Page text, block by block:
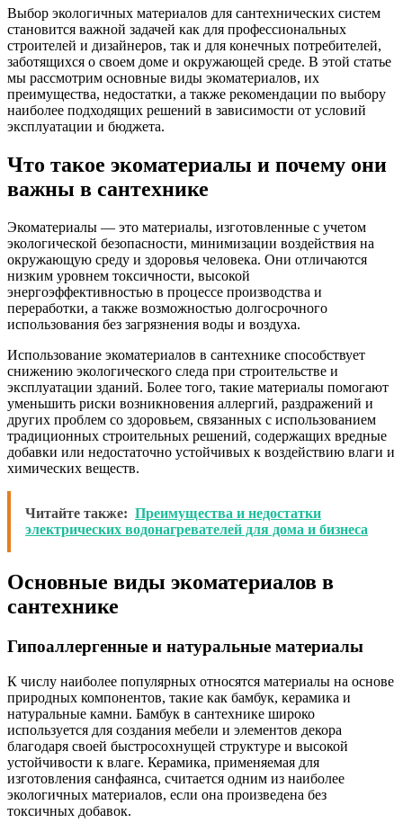
Выбор экологичных материалов для сантехнических систем
становится важной задачей как для профессиональных
строителей и дизайнеров, так и для конечных потребителей,
заботящихся о своем доме и окружающей среде. В этой статье
мы рассмотрим основные виды экоматериалов, их
преимущества, недостатки, а также рекомендации по выбору
наиболее подходящих решений в зависимости от условий
эксплуатации и бюджета.
Что такое экоматериалы и почему они
важны в сантехнике
Экоматериалы — это материалы, изготовленные с учетом
экологической безопасности, минимизации воздействия на
окружающую среду и здоровья человека. Они отличаются
низким уровнем токсичности, высокой
энергоэффективностью в процессе производства и
переработки, а также возможностью долгосрочного
использования без загрязнения воды и воздуха.
Использование экоматериалов в сантехнике способствует
снижению экологического следа при строительстве и
эксплуатации зданий. Более того, такие материалы помогают
уменьшить риски возникновения аллергий, раздражений и
других проблем со здоровьем, связанных с использованием
традиционных строительных решений, содержащих вредные
добавки или недостаточно устойчивых к воздействию влаги и
химических веществ.
Читайте также: Преимущества и недостатки
электрических водонагревателей для дома и бизнеса
Основные виды экоматериалов в
сантехнике
Гипоаллергенные и натуральные материалы
К числу наиболее популярных относятся материалы на основе
природных компонентов, такие как бамбук, керамика и
натуральные камни. Бамбук в сантехнике широко
используется для создания мебели и элементов декора
благодаря своей быстросохнущей структуре и высокой
устойчивости к влаге. Керамика, применяемая для
изготовления санфаянса, считается одним из наиболее
экологичных материалов, если она произведена без
токсичных добавок.